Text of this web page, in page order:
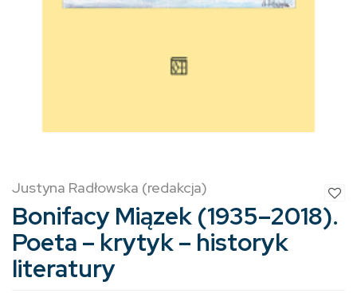
Justyna Radłowska (redakcja)
Bonifacy Miązek (1935–2018).
Poeta – krytyk – historyk
literatury